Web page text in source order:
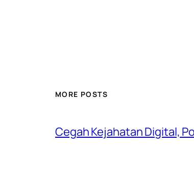
MORE POSTS
Cegah Kejahatan Digital,